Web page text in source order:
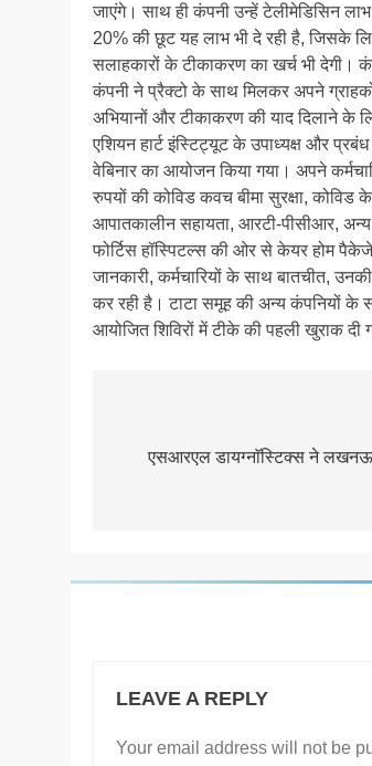
जाएंगे। साथ ही कंपनी उन्हें टेलीमेडिसिन
20% की छूट यह लाभ भी दे रही है, जिसके
सलाहकारों के टीकाकरण का खर्च भी देगी।
कंपनी ने प्रैक्टो के साथ मिलकर अपने
अभियानों और टीकाकरण की याद दिलाने के
एशियन हार्ट इंस्टिट्यूट के उपाध्यक्ष और
वेबिनार का आयोजन किया गया। अपने
रुपयों की कोविड कवच बीमा सुरक्षा,
आपातकालीन सहायता, आरटी-पीसीआर,
फोर्टिस हॉस्पिटल्स की ओर से केयर होम
जानकारी, कर्मचारियों के साथ बातचीत,
कर रही है। टाटा समूह की अन्य कंपनियों के
आयोजित शिविरों में टीके की पहली खुराक
navigation
एसआरएल डायग्नाॅस्टिक्स ने
LEAVE A REPLY
Your email address will not be